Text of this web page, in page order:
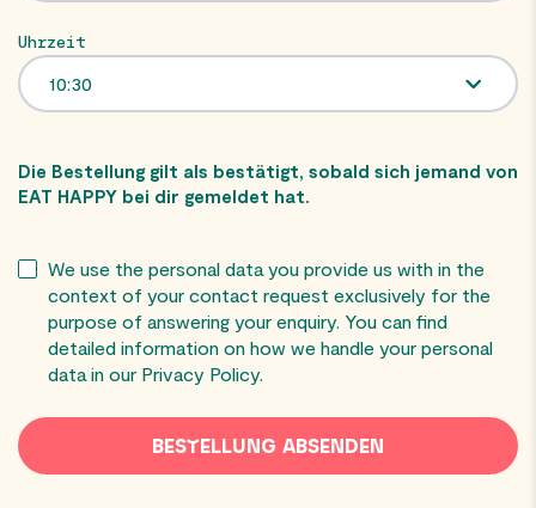
Uhrzeit
Die Bestellung gilt als bestätigt, sobald sich jemand von
EAT HAPPY bei dir gemeldet hat.
We use the personal data you provide us with in the
context of your contact request exclusively for the
purpose of answering your enquiry. You can find
detailed information on how we handle your personal
data in our Privacy Policy.